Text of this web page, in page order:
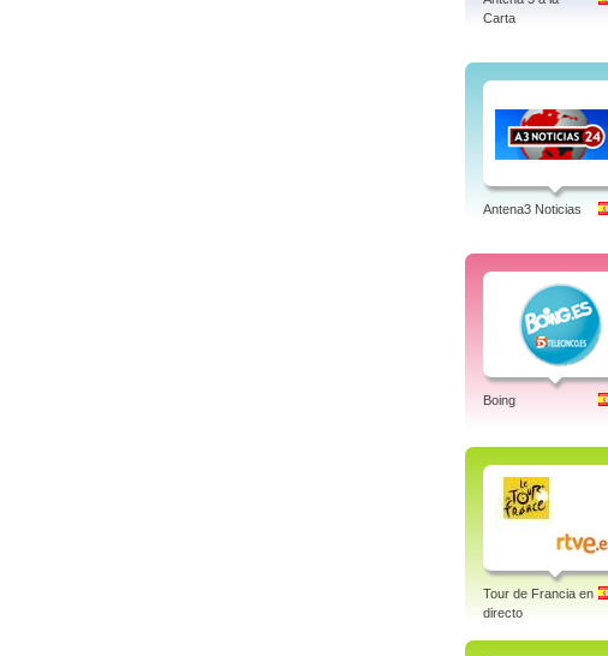
Carta
Antena3 Noticias
Boing
Tour de Francia en
directo